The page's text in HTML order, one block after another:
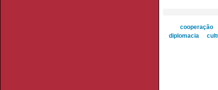
cooperação
diplomacia